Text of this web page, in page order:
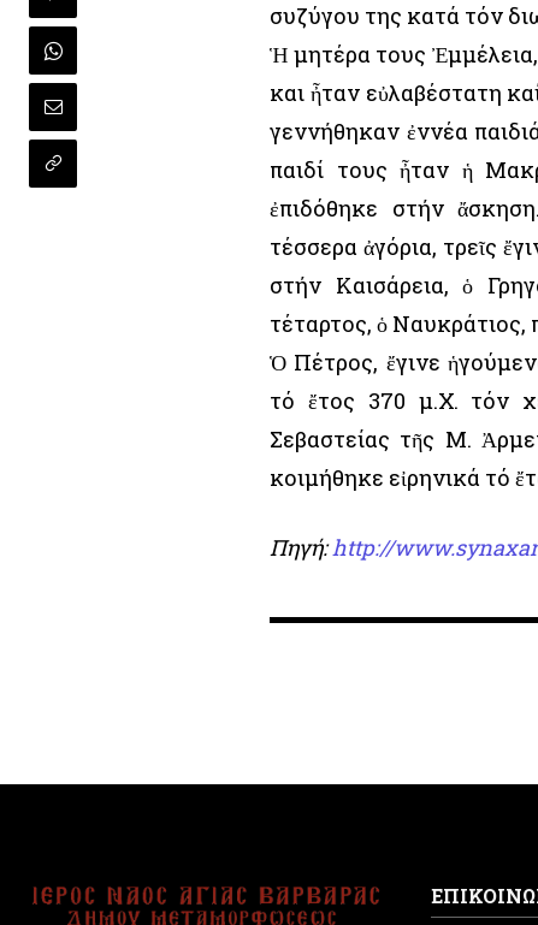
συζύγου της κατά τόν
Ἡ μητέρα τους
και ἦταν εὐλαβέστατη
γεννήθηκαν ἐννέα
παιδί τους ἦταν ἡ
ἐπιδόθηκε στήν
τέσσερα ἀγόρια, τρεῖς
στήν Καισάρεια, ὁ
τέταρτος, ὁ Ναυκράτιος,
Ὁ Πέτρος, ἔγινε
τό ἔτος 370 μ.Χ. τόν
Σεβαστείας τῆς Μ.
κοιμήθηκε εἰρηνικά τό
Πηγή:http://